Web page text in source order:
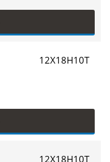
12Х18Н10Т
12Х18Н10Т